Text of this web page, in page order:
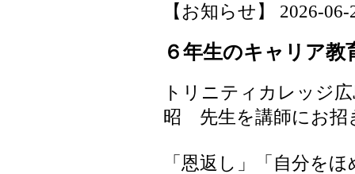
【お知らせ】 2026-
６年生のキャリア教
トリニティカレッジ
昭 先生を講師にお招
「恩返し」「自分を